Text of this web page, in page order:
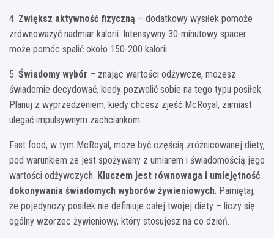
4. Zwiększ aktywność fizyczną – dodatkowy wysiłek pomoże
zrównoważyć nadmiar kalorii. Intensywny 30-minutowy spacer
może pomóc spalić około 150-200 kalorii.
5. Świadomy wybór – znając wartości odżywcze, możesz
świadomie decydować, kiedy pozwolić sobie na tego typu posiłek.
Planuj z wyprzedzeniem, kiedy chcesz zjeść McRoyal, zamiast
ulegać impulsywnym zachciankom.
Fast food, w tym McRoyal, może być częścią zróżnicowanej diety,
pod warunkiem że jest spożywany z umiarem i świadomością jego
wartości odżywczych. Kluczem jest równowaga i umiejętność
dokonywania świadomych wyborów żywieniowych. Pamiętaj,
że pojedynczy posiłek nie definiuje całej twojej diety – liczy się
ogólny wzorzec żywieniowy, który stosujesz na co dzień.